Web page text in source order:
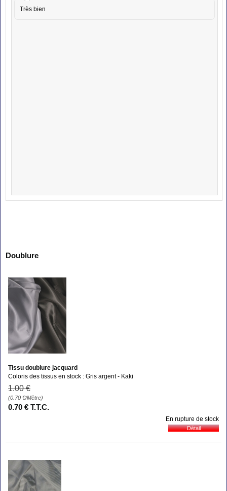
Très bien
Doublure
Tissu doublure jacquard
Coloris des tissus en stock : Gris argent - Kaki
1.00 €
(0.70 €/Mètre)
0.70 € T.T.C.
En rupture de stock